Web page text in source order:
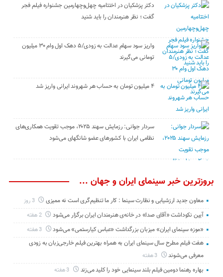
دکتر پزشکیان در اختتامیه چهل‌وچهارمین جشنواره فیلم فجر
گفت ؛ نظر هنرمندان را باید شنید
واریز سود سهام عدالت به زودی/۵ دهک اول وام ۳۰ میلیون
تومانی می‌گیرند
۴ میلیون تومان به حساب هر شهروند ایرانی واریز شد
سردار جوانی: رزمایش سهند ۲۰۲۵، موجب تقویت همکاری‌های
نظامی ایران با کشور‌های عضو شانگهای می‌شود
بروزترین خبر سینمای ایران و جهان ...
معاون جدید ارزشیابی و نظارت سینما : کار ما تنظیم‌گری است نه ممیزی 3 روز
آیین نکوداشت «آقای صدا» در خانه‌ی هنرمندان ایران برگزار می‌شود 2 هفته
«موزه سینمای ایران» میزبان بزرگداشت «عباس کیارستمی» می‌شود 3 هفته
هفت فیلم مطرح سال سینمای ایران به همراه بهترین فیلم خارجی‌زبان به زودی
معرفی می‌شوند
3 هفته
بهاره رهنما دومین فیلم بلند سینمایی خود را کلید می‌زند